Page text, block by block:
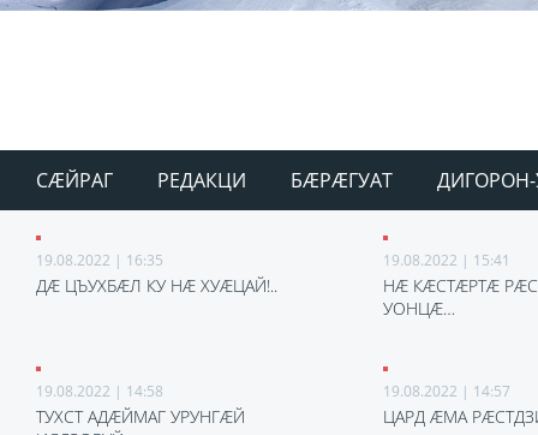
СÆЙРАГ РЕДАКЦИ БÆРÆГУАТ ДИГОРОН-
19.08.2022 | 16:35
ДÆ ЦЪУХБÆЛ КУ НÆ ХУÆЦАЙ!..
19.08.2022 | 15:41
НÆ КÆСТÆРТÆ
УОНЦÆ…
19.08.2022 | 14:58
ТУХСТ АДÆЙМАГ УРУНГÆЙ
19.08.2022 | 14:57
ЦАРД ÆМА